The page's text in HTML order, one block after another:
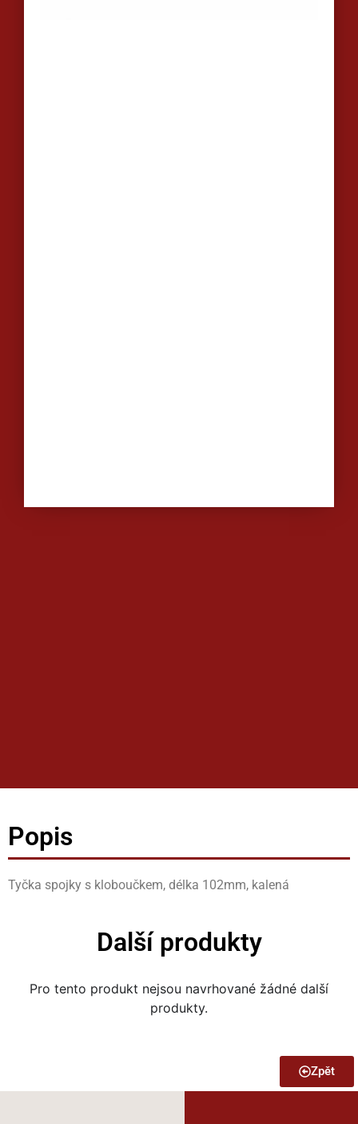
Popis
Tyčka spojky s kloboučkem, délka 102mm, kalená
Další produkty
Pro tento produkt nejsou navrhované žádné další
produkty.
Zpět